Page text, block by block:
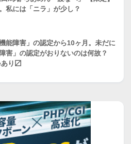
私には「ニラ」が少し？
機能障害」の認定から10ヶ月。未だに
障害」の認定がおりないのは何故？
り〼